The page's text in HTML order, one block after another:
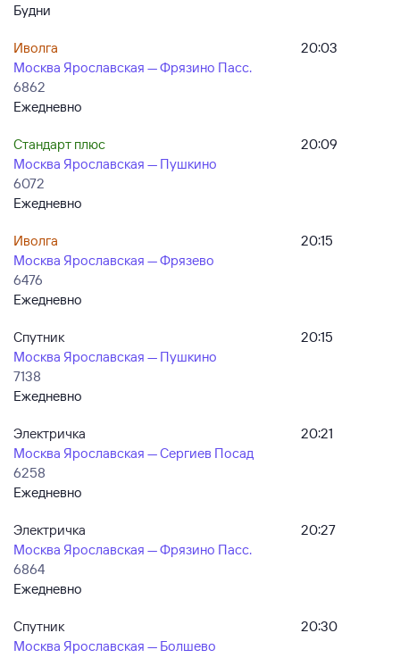
Будни
Иволга
Москва Ярославская — Фрязино Пасс.
6862
Ежедневно
20:03
Стандарт плюс
Москва Ярославская — Пушкино
6072
Ежедневно
20:09
Иволга
Москва Ярославская — Фрязево
6476
Ежедневно
20:15
Спутник
Москва Ярославская — Пушкино
7138
Ежедневно
20:15
Электричка
Москва Ярославская — Сергиев Посад
6258
Ежедневно
20:21
Электричка
Москва Ярославская — Фрязино Пасс.
6864
Ежедневно
20:27
Спутник
Москва Ярославская — Болшево
20:30